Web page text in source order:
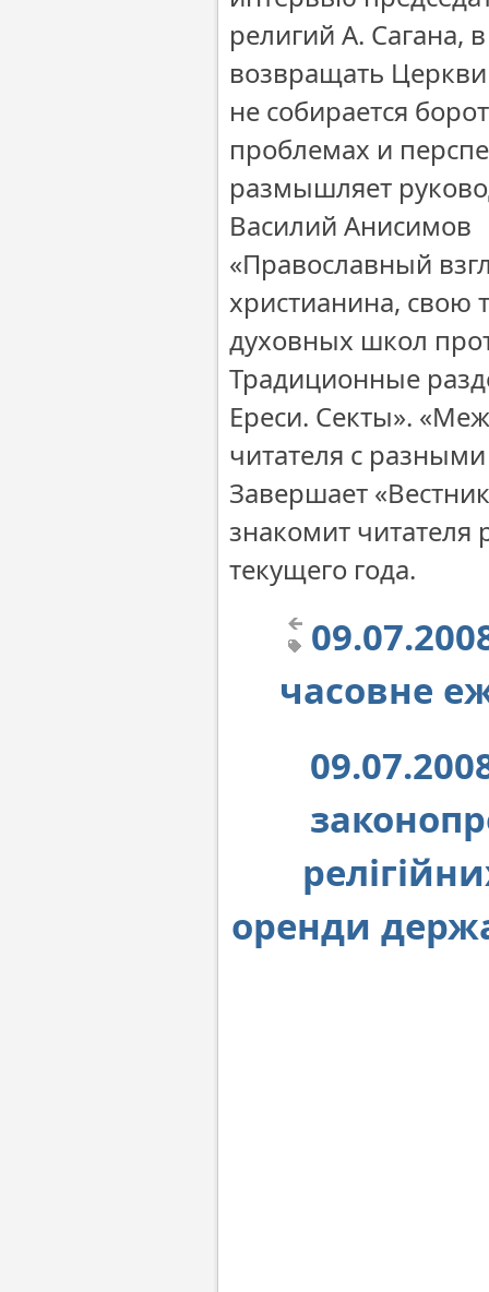
религий А. Сагана,
возвращать Церкви
не собирается
проблемах и
размышляет
Василий Анисимов
«Православный
христианина, свою
духовных школ
Традиционные
Ереси. Секты».
читателя с
Завершает
знакомит
текущего года.
часовне
оренди